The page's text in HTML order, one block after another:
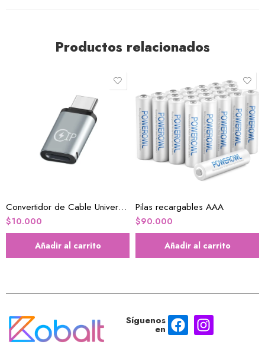
Productos relacionados
Convertidor de Cable Universal hembra a USB C macho
$10.000
Añadir al carrito
Pilas recargables AAA
$90.000
Añadir al carrito
Síguenos
en